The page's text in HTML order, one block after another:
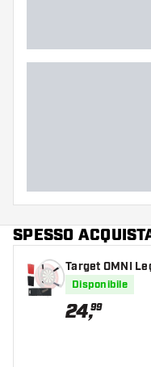
SPESSO
Target OMNI
Disponibile
24,99